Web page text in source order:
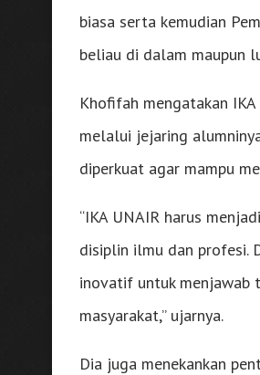
biasa serta kemudian
beliau di dalam maupun
Khofifah mengatakan
melalui jejaring
diperkuat agar mampu
“IKA UNAIR harus
disiplin ilmu dan profesi.
inovatif untuk menjawab
masyarakat,” ujarnya.
Dia juga menekankan